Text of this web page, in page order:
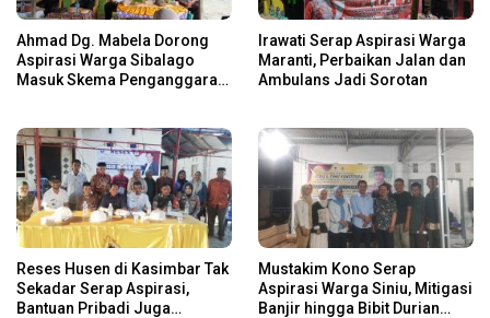
Ahmad Dg. Mabela Dorong
Aspirasi Warga Sibalago
Masuk Skema Penganggaran
Irawati Serap Aspirasi Warga
Maranti, Perbaikan Jalan dan
Ambulans Jadi Sorotan
Reses Husen di Kasimbar Tak
Sekadar Serap Aspirasi,
Bantuan Pribadi Juga
Mustakim Kono Serap
Aspirasi Warga Siniu, Mitigasi
Banjir hingga Bibit Durian